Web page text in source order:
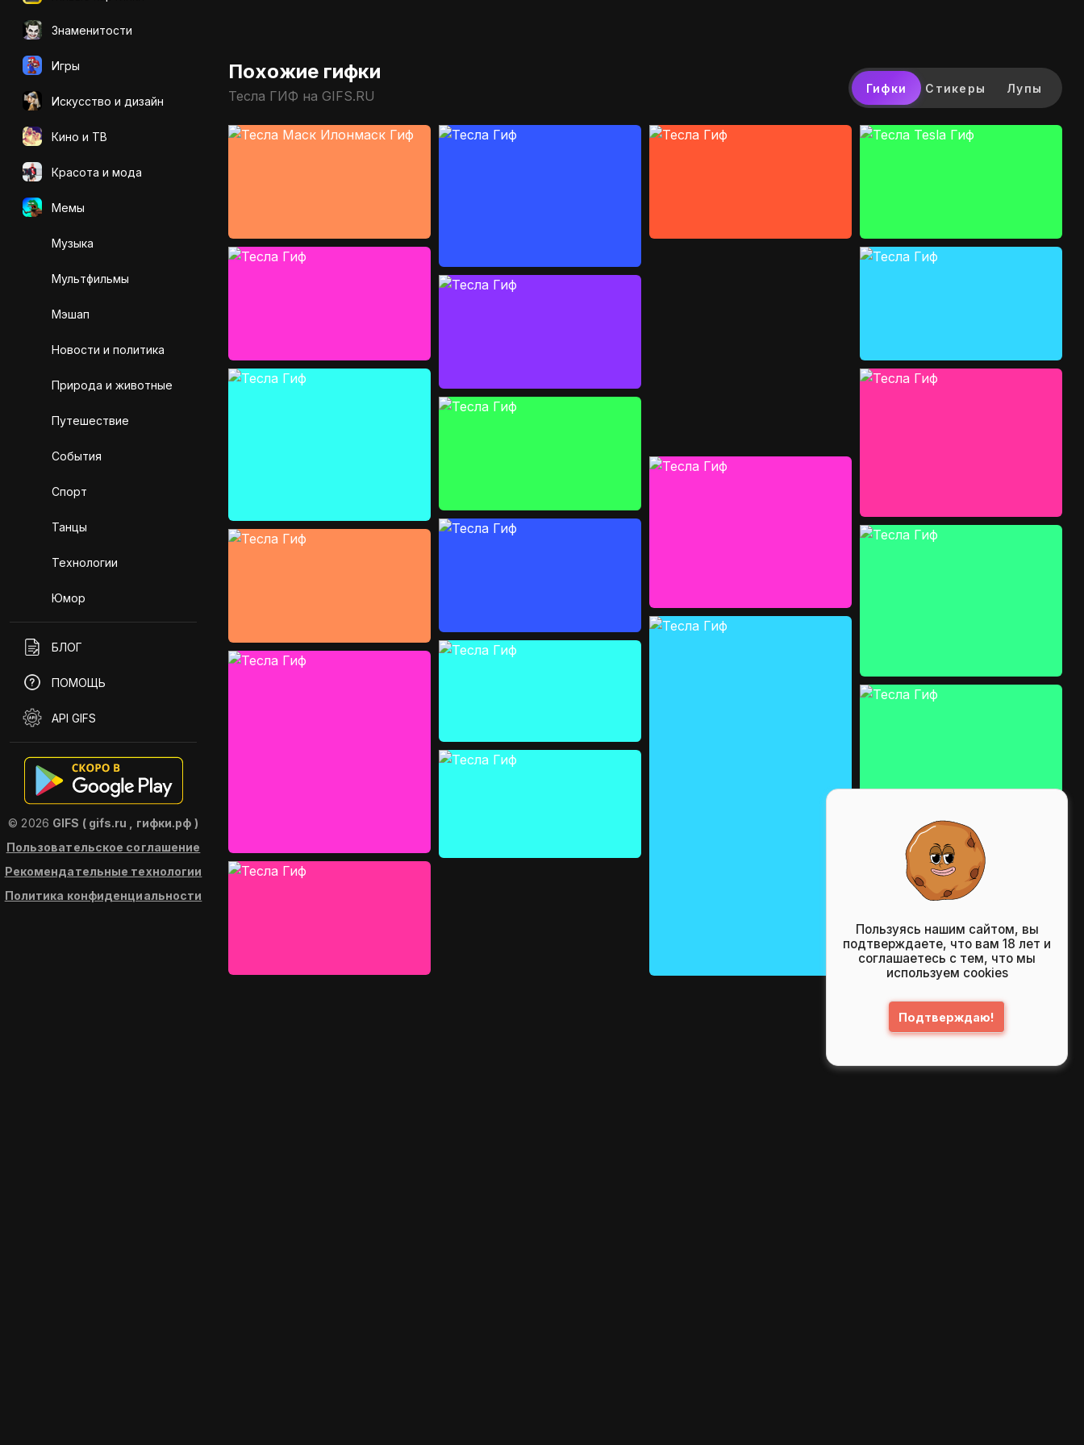
Знаменитости
Игры
Искусcтво и дизайн
Кино и ТВ
Красота и мода
Мемы
Музыка
Мультфильмы
Мэшап
Новости и политика
Природа и животные
Путешествие
События
Спорт
Танцы
Технологии
Юмор
БЛОГ
ПОМОЩЬ
API GIFS
© 2026 GIFS ( gifs.ru , гифки.рф )
Пользовательское соглашение
Рекомендательные технологии
Политика конфиденциальности
Похожие гифки
Тесла ГИФ на GIFS.RU Гифки Стикеры Лупы
Пользуясь нашим сайтом, вы
подтверждаете, что вам 18 лет и
соглашаетесь с тем, что мы
используем cookies
Подтверждаю!